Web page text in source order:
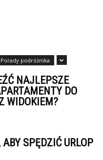
Porady podróżnika
NAJLEPSZE
DO
WIDOKIEM?
ABY SPĘDZIĆ URLOP